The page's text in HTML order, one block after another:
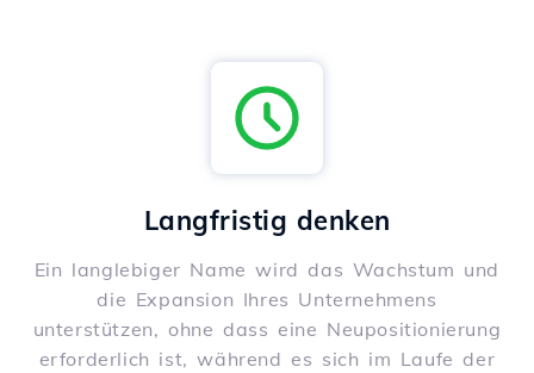
Langfristig denken
Ein langlebiger Name wird das Wachstum und
die Expansion Ihres Unternehmens
unterstützen, ohne dass eine Neupositionierung
erforderlich ist, während es sich im Laufe der